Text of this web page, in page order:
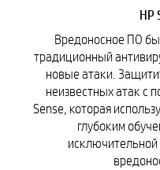
HP
Вредоносное ПО
традиционный
новые атаки.
неизвестных атак с
Sense, которая
глубоким